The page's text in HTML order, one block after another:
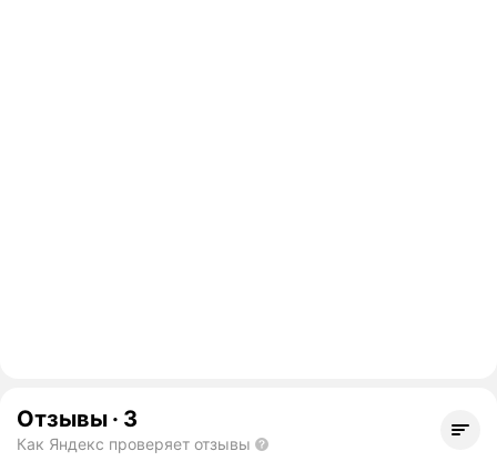
Отзывы · 3
Как Яндекс проверяет отзывы